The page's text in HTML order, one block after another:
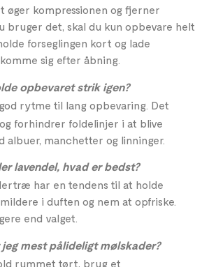
øger kompressionen og fjerner
bruger det, skal du kun opbevare helt
forseglingen kort og lade
sig efter åbning.
opbevaret strik igen?
rytme til lang opbevaring. Det
forhindrer foldelinjer i at blive
albuer, manchetter og linninger.
lavendel, hvad er bedst?
har en tendens til at holde
i duften og nem at opfriske.
end valget.
mest pålideligt mølskader?
rummet tørt, brug et